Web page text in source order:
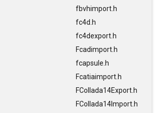
fbvhimport.h
fc4d.h
fc4dexport.h
Fcadimport.h
fcapsule.h
Fcatiaimport.h
FCollada14Export.h
FCollada14Import.h